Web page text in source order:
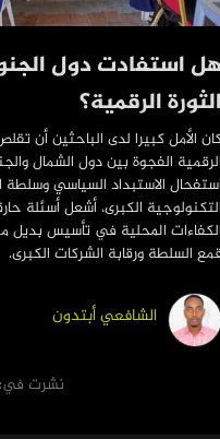
هل استفادت دول
الثورة الرقمية؟
الأمل كبيرا لدى الباحثين أن
الرقمية الفجوة بين دول الشمال
استفحال الاستبداد السياسي وسلطة
التكنولوجية الكبرى، أشعل أسئلة
الكفاءات المحلية في تأسيس بديل
السلطة ورقابة الشركات الكبرى.
الشافعي أبتدون
نشرت في: 02/23/2026